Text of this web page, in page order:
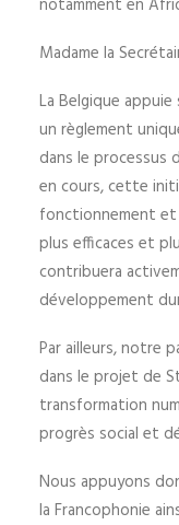
notamment en
Madame la
La Belgique
un règlement
dans le processus
en cours, cette
fonctionnement et
plus efficaces et
contribuera
développement
Par ailleurs, notre
dans le projet de
transformation
progrès social et
Nous appuyons
la Francophonie